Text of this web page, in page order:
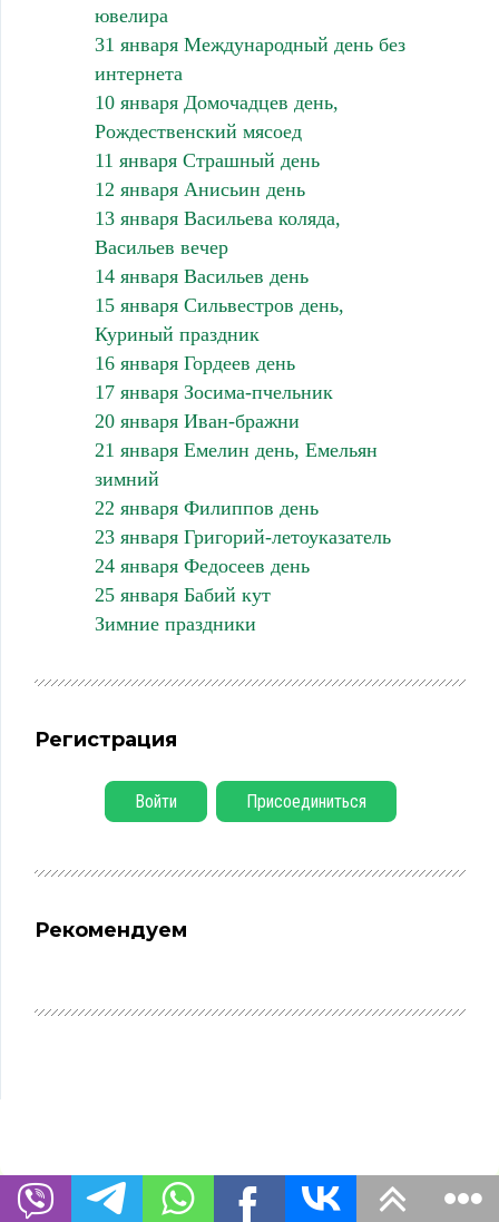
ювелира
31 января Международный день без
интернета
10 января Домочадцев день,
Рождественский мясоед
11 января Страшный день
12 января Анисьин день
13 января Васильева коляда,
Васильев вечер
14 января Васильев день
15 января Сильвестров день,
Куриный праздник
16 января Гордеев день
17 января Зосима-пчельник
20 января Иван-бражни
21 января Емелин день, Емельян
зимний
22 января Филиппов день
23 января Григорий-летоуказатель
24 января Федосеев день
25 января Бабий кут
Зимние праздники
Регистрация
Войти Присоединиться
Рекомендуем